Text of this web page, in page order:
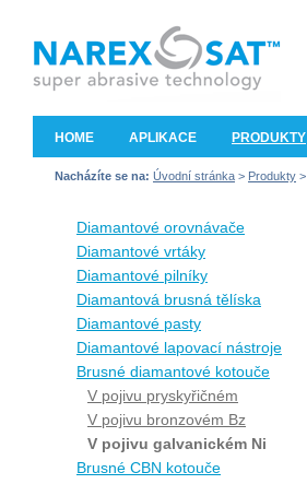
HOME APLIKACE PRODUKTY
Nacházíte se na: Úvodní stránka > Produkty >
Diamantové orovnávače
Diamantové vrtáky
Diamantové pilníky
Diamantová brusná tělíska
Diamantové pasty
Diamantové lapovací nástroje
Brusné diamantové kotouče
V pojivu pryskyřičném
V pojivu bronzovém Bz
V pojivu galvanickém Ni
Brusné CBN kotouče